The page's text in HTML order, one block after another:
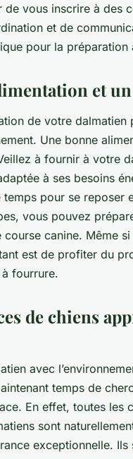
vous inscrire à des
et de
pour la préparation
et un
de votre dalmatien
Une bonne
à fournir à votre
à ses besoins
temps pour se reposer
vous pouvez
canine. Même
est de profiter du
fourrure.
de chiens
avec
temps de
. En effet, toutes les
sont
exceptionnelle. Ils